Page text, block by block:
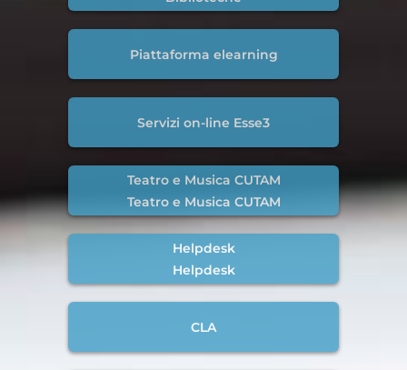
Piattaforma elearning
Servizi on-line Esse3
Teatro e Musica CUTAM
Teatro e Musica CUTAM
Helpdesk
Helpdesk
CLA